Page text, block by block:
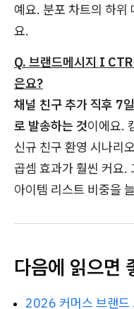
예요. 분포 차트의 하위
요.
Q. 브랜드메시지 I
은요?
채널 친구 추가 직후 7
로 발송하는 것이에요.
신규 친구 환영 시나리
곱셈 효과가 훨씬 커요.
아이템 리스트 비중을
다음에 읽으면
2026 커머스 브랜드